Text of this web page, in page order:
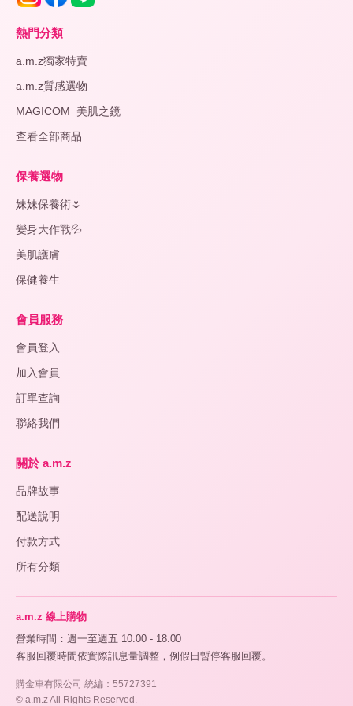
熱門分類
a.m.z獨家特賣
a.m.z質感選物
MAGICOM_美肌之鏡
查看全部商品
保養選物
妹妹保養術🌷
變身大作戰💦
美肌護膚
保健養生
會員服務
會員登入
加入會員
訂單查詢
聯絡我們
關於 a.m.z
品牌故事
配送說明
付款方式
所有分類
a.m.z 線上購物
營業時間：週一至週五 10:00 - 18:00
客服回覆時間依實際訊息量調整，例假日暫停客服回覆。
購金車有限公司 統編：55727391
© a.m.z All Rights Reserved.